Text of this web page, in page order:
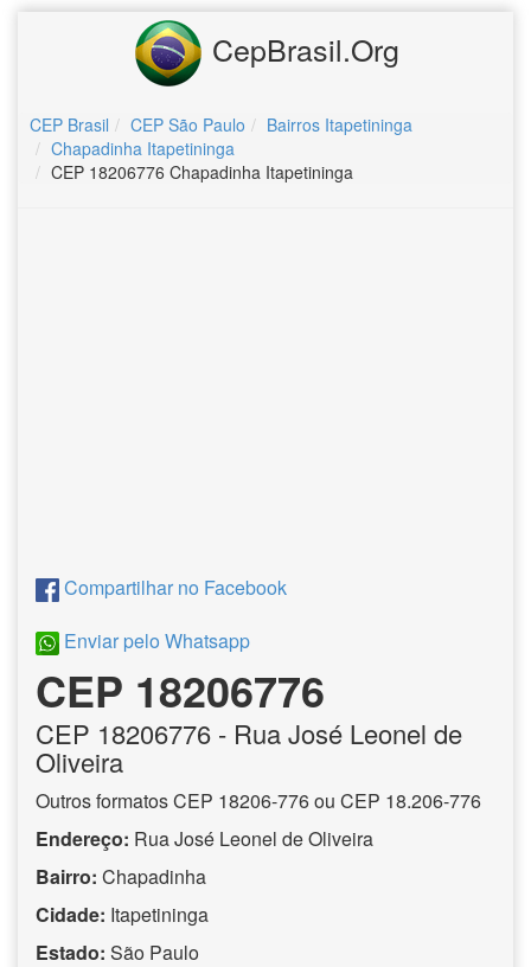
CepBrasil.Org
CEP Brasil CEP São Paulo
Bairros Itapetininga
Chapadinha Itapetininga
CEP 18206776 Chapadinha Itapetininga
Compartilhar no Facebook
Enviar pelo Whatsapp
CEP 18206776
CEP 18206776 - Rua José Leonel de
Oliveira
Outros formatos CEP 18206-776 ou CEP 18.206-776
Endereço: Rua José Leonel de Oliveira
Bairro: Chapadinha
Cidade: Itapetininga
Estado: São Paulo